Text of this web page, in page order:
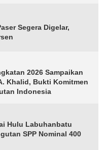
Segera Digelar,
2026 Sampaikan
Khalid, Bukti Komitmen
Indonesia
Hulu Labuhanbatu
SPP Nominal 400